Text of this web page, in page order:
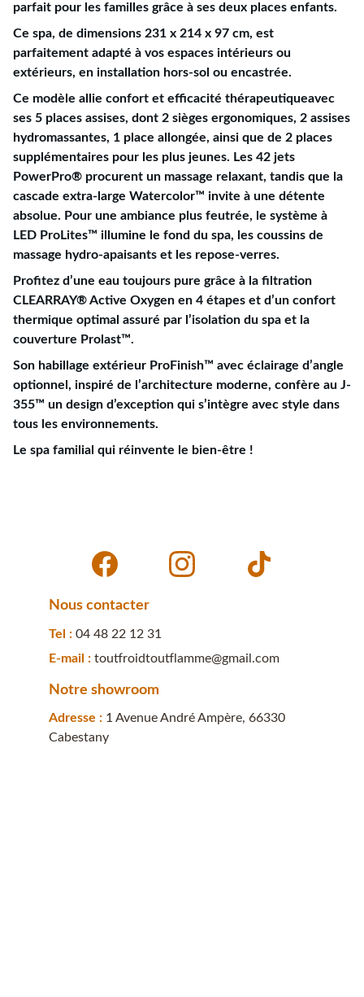
parfait pour les familles grâce à ses deux places enfants.
Ce spa, de dimensions 231 x 214 x 97 cm, est
parfaitement adapté à vos espaces intérieurs ou
extérieurs, en installation hors-sol ou encastrée.
Ce modèle allie confort et efficacité thérapeutiqueavec
ses 5 places assises, dont 2 sièges ergonomiques, 2 assises
hydromassantes, 1 place allongée, ainsi que de 2 places
supplémentaires pour les plus jeunes. Les 42 jets
PowerPro® procurent un massage relaxant, tandis que la
cascade extra-large Watercolor™ invite à une détente
absolue. Pour une ambiance plus feutrée, le système à
LED ProLites™ illumine le fond du spa, les coussins de
massage hydro-apaisants et les repose-verres.
Profitez d’une eau toujours pure grâce à la filtration
CLEARRAY® Active Oxygen en 4 étapes et d’un confort
thermique optimal assuré par l’isolation du spa et la
couverture Prolast™.
Son habillage extérieur ProFinish™ avec éclairage d’angle
optionnel, inspiré de l’architecture moderne, confère au J-
355™ un design d’exception qui s’intègre avec style dans
tous les environnements.
Le spa familial qui réinvente le bien-être !
E-mail : toutfroidtoutflamme@gmail.com
Tel : 04 48 22 12 31
Adresse : 1 Avenue André Ampère, 66330
Cabestany
Notre showroom
Nous contacter